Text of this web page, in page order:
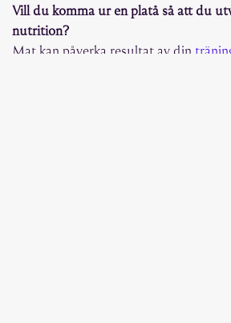
Vill du komma ur en platå så att du
nutrition?
Mat kan påverka resultat av din